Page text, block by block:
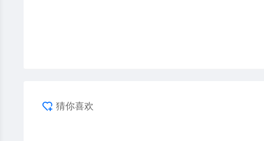
猜你喜欢